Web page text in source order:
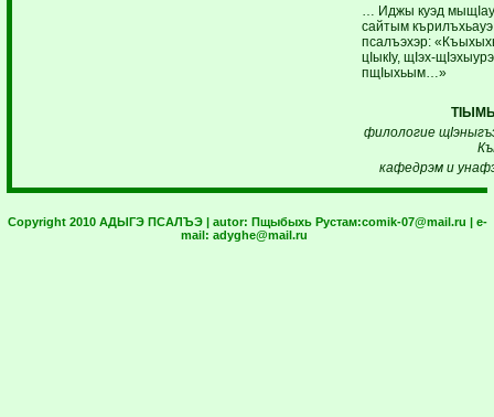
… Иджы куэд
сайтым
псалъэхэр:
цIыкIу, щIэх-
пщIыхьым…»
филологие
кафедрэм и
Copyright 2010 АДЫГЭ ПСАЛЪЭ | autor: Пщыбыхь Рустам:comik-07@mail.ru | e-
mail: adyghe@mail.ru